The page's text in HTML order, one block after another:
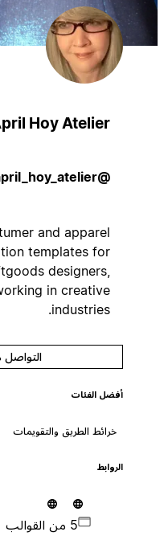
April Hoy Atelier
and apparel
Notion templates for
softgoods designers,
working in creative
industries.
التواصل مع
أفضل الفئات
خرائط الطريق والتقويمات العمل